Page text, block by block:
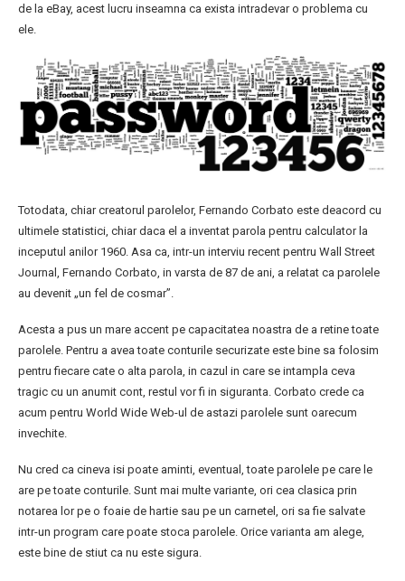
de la eBay, acest lucru inseamna ca exista intradevar o problema cu
ele.
Totodata, chiar creatorul parolelor, Fernando Corbato este deacord cu
ultimele statistici, chiar daca el a inventat parola pentru calculator la
inceputul anilor 1960. Asa ca, intr-un interviu recent pentru Wall Street
Journal, Fernando Corbato, in varsta de 87 de ani, a relatat ca parolele
au devenit „un fel de cosmar”.
Acesta a pus un mare accent pe capacitatea noastra de a retine toate
parolele. Pentru a avea toate conturile securizate este bine sa folosim
pentru fiecare cate o alta parola, in cazul in care se intampla ceva
tragic cu un anumit cont, restul vor fi in siguranta. Corbato crede ca
acum pentru World Wide Web-ul de astazi parolele sunt oarecum
invechite.
Nu cred ca cineva isi poate aminti, eventual, toate parolele pe care le
are pe toate conturile. Sunt mai multe variante, ori cea clasica prin
notarea lor pe o foaie de hartie sau pe un carnetel, ori sa fie salvate
intr-un program care poate stoca parolele. Orice varianta am alege,
este bine de stiut ca nu este sigura.